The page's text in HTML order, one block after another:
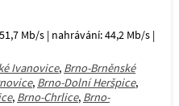
Mb/s | nahrávání: 44,2 Mb/s |
Ivanovice, Brno-Brněnské
, Brno-Dolní Heršpice,
, Brno-Chrlice, Brno-